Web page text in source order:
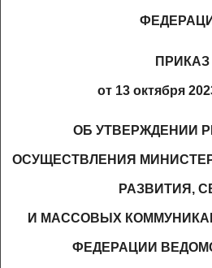
ПРИКАЗ
от 13 октября
ОБ УТВЕРЖДЕНИИ
ОСУЩЕСТВЛЕНИЯ
РАЗВИТИЯ,
И МАССОВЫХ
ФЕДЕРАЦИИ